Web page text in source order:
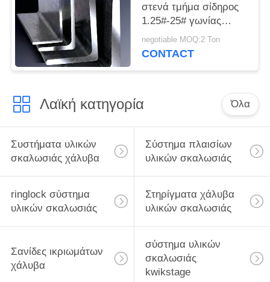
στενά τμήμα σίδηρος
1.25#-25# γωνίας
ανοξείδωτου μετάλλων
μορφής Λ
negotiable MOQ:2 Ton
CONTACT
Λαϊκή κατηγορία Όλα
Συστήματα υλικών
σκαλωσιάς χάλυβα
Σύστημα πλαισίων
υλικών σκαλωσιάς
ringlock σύστημα
υλικών σκαλωσιάς
Στηρίγματα χάλυβα
υλικών σκαλωσιάς
Σανίδες ικριωμάτων
χάλυβα
σύστημα υλικών
σκαλωσιάς
kwikstage